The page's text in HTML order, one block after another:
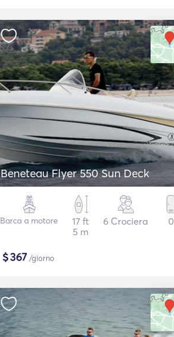
Beneteau Flyer 550 Sun Deck
Barca a motore
17 ft
5 m
6 Crociera 0
$367 /giorno